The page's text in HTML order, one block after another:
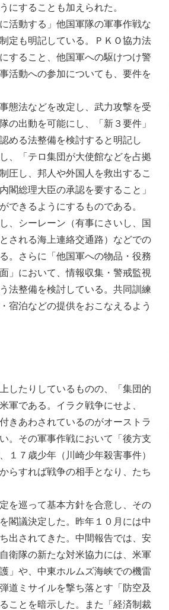
にすることも加えられた。
活動する」他国軍隊の軍事作戦な
定も明記している。ＰＫＯ協力法
すること、他国軍への駆けつけ警
活動への参加についても、要件を
態法などを改定し、武力攻撃を受
の出動を可能にし、「新３要件」
める法整備を検討すると明記し
、「テロ集団が大使館などを占拠
圧し、邦人や外国人を救出するこ
閣総理大臣の承認を要すること」
できるようにするものである。
、シーレーン（有事にさいし、国
される海上連絡交通路）などでの
。さらに「他国軍への物品・役務
」において、情報収集・警戒監視
法整備を検討している。共同訓練
宿泊などの提供をおこなえるよう
したりしているものの、「集団的
軍である。イラク戦争にせよ、
きあわされているのがオーストラ
。その軍事作戦において「後方支
１７歳少年（川崎少年殺害事件）
らすれば戦争の相手となり、たち
を巡って基本方針を合意し、その
閣議決定した。昨年１０月には中
出されてきた。中間報告では、安
衛隊の新たな対米協力には、米軍
」や、中東ホルムズ海峡での機雷
道ミサイルを撃ち落とす「防空及
ことを暗示した。また「経済制裁